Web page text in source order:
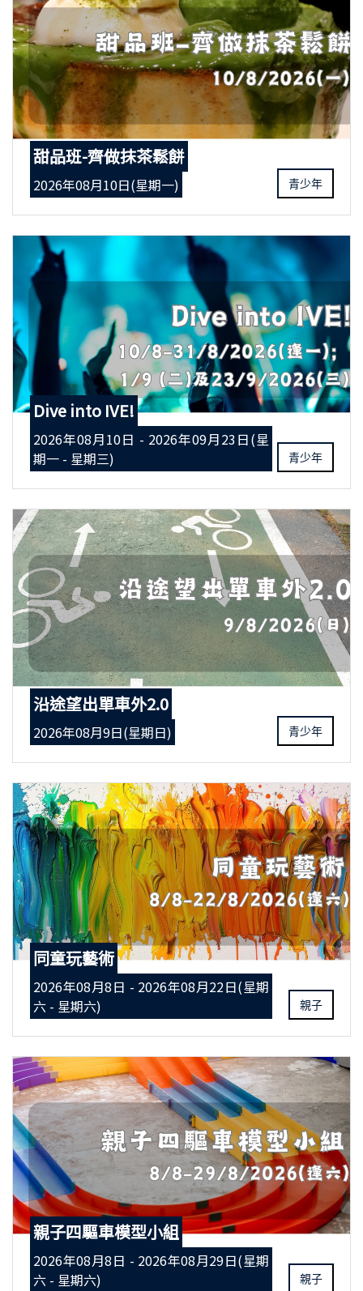
甜品班-齊做抹茶鬆餅
2026年08月10日(星期一) 青少年
Dive into IVE!
2026年08月10日 - 2026年09月23日(星
期一 - 星期三)
青少年
沿途望出單車外2.0
2026年08月9日(星期日) 青少年
同童玩藝術
2026年08月8日 - 2026年08月22日(星期
六 - 星期六)
親子
親子四驅車模型小組
2026年08月8日 - 2026年08月29日(星期
六 - 星期六)
親子